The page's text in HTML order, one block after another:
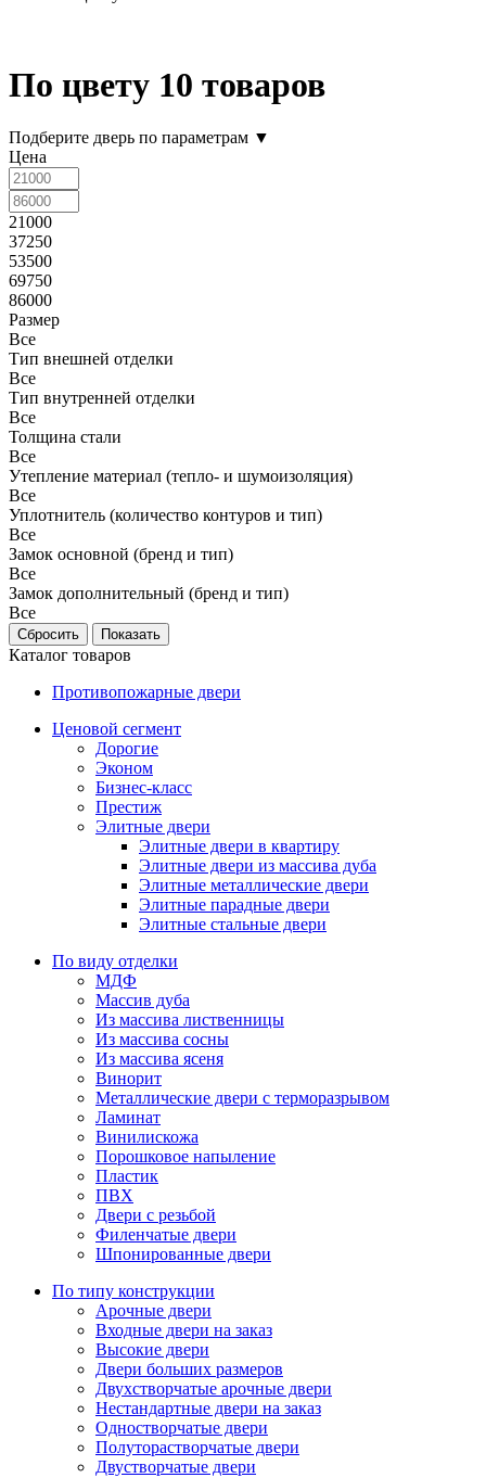
По цвету 10 товаров
Подберите дверь по параметрам ▼
Цена
21000
37250
53500
69750
86000
Размер
Все
Тип внешней отделки
Все
Тип внутренней отделки
Все
Толщина стали
Все
Утепление материал (тепло- и шумоизоляция)
Все
Уплотнитель (количество контуров и тип)
Все
Замок основной (бренд и тип)
Все
Замок дополнительный (бренд и тип)
Все
Каталог товаров
Противопожарные двери
Ценовой сегмент
Дорогие
Эконом
Бизнес-класс
Престиж
Элитные двери
Элитные двери в квартиру
Элитные двери из массива дуба
Элитные металлические двери
Элитные парадные двери
Элитные стальные двери
По виду отделки
МДФ
Массив дуба
Из массива лиственницы
Из массива сосны
Из массива ясеня
Винорит
Металлические двери с терморазрывом
Ламинат
Винилискожа
Порошковое напыление
Пластик
ПВХ
Двери с резьбой
Филенчатые двери
Шпонированные двери
По типу конструкции
Арочные двери
Входные двери на заказ
Высокие двери
Двери больших размеров
Двухстворчатые арочные двери
Нестандартные двери на заказ
Одностворчатые двери
Полуторастворчатые двери
Двустворчатые двери